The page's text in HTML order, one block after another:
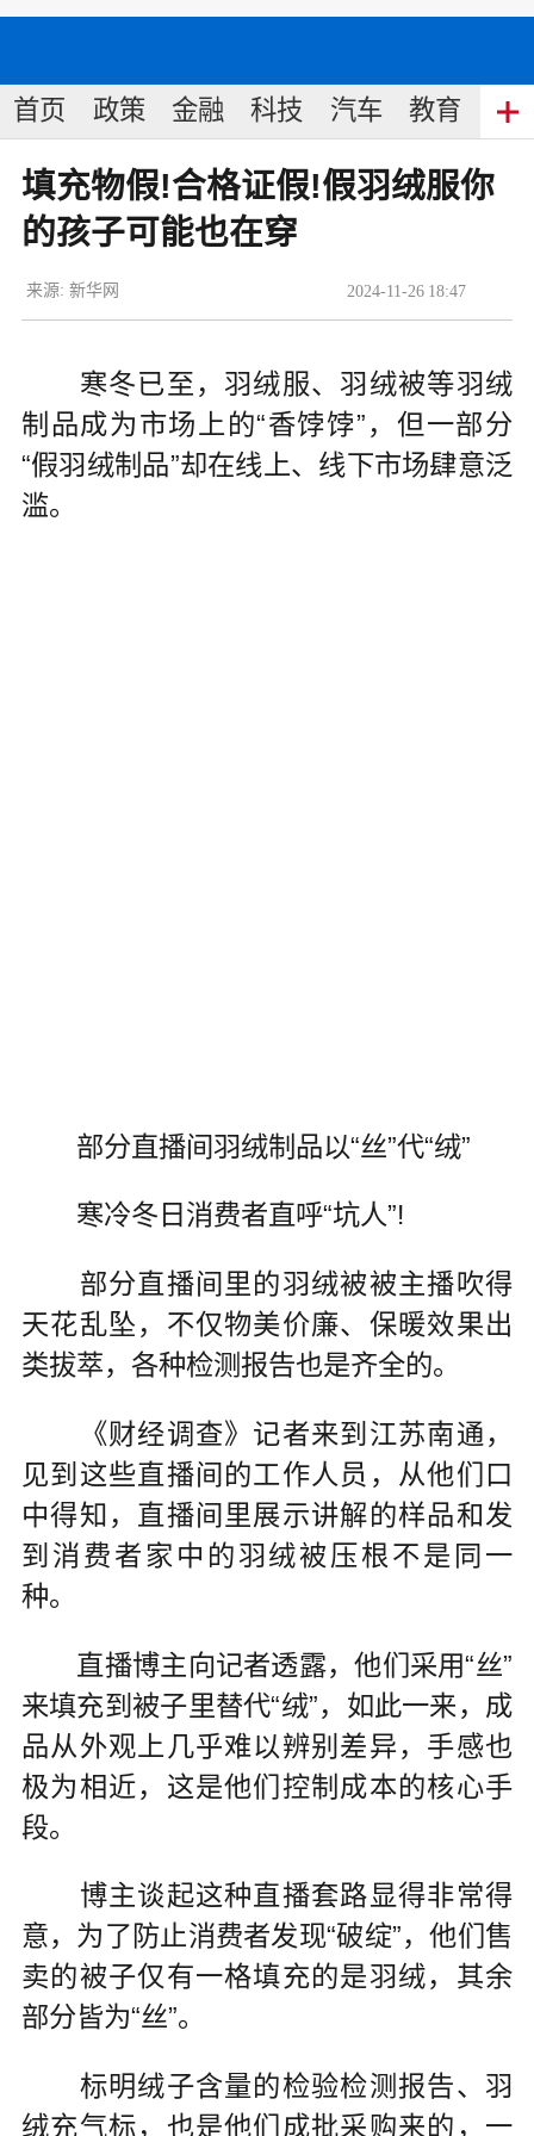
首页 政策 金融 科技 汽车 教育 食
填充物假!合格证假!假羽绒服你
的孩子可能也在穿
2024-11-26 18:47
来源: 新华网
寒冬已至，羽绒服、羽绒被等羽绒
制品成为市场上的“香饽饽”，但一部分
“假羽绒制品”却在线上、线下市场肆意泛
滥。
部分直播间羽绒制品以“丝”代“绒”
寒冷冬日消费者直呼“坑人”!
部分直播间里的羽绒被被主播吹得
天花乱坠，不仅物美价廉、保暖效果出
类拔萃，各种检测报告也是齐全的。
《财经调查》记者来到江苏南通，
见到这些直播间的工作人员，从他们口
中得知，直播间里展示讲解的样品和发
到消费者家中的羽绒被压根不是同一
种。
直播博主向记者透露，他们采用“丝”
来填充到被子里替代“绒”，如此一来，成
品从外观上几乎难以辨别差异，手感也
极为相近，这是他们控制成本的核心手
段。
博主谈起这种直播套路显得非常得
意，为了防止消费者发现“破绽”，他们售
卖的被子仅有一格填充的是羽绒，其余
部分皆为“丝”。
标明绒子含量的检验检测报告、羽
绒充气标，也是他们成批采购来的，一